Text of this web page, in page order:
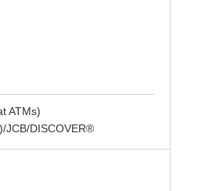
ATMs)
JCB/DISCOVER®